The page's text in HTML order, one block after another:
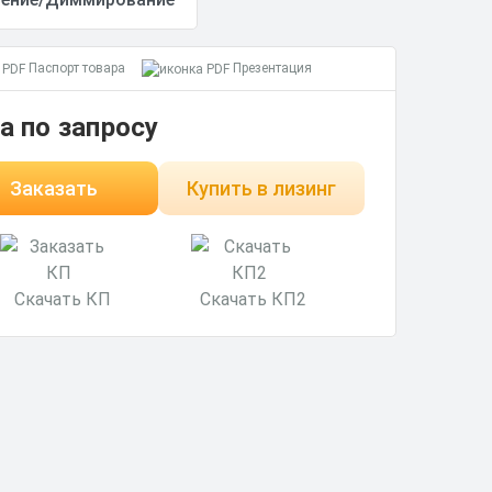
Паспорт товара Презентация
по запросу
Заказать Купить в лизинг
Скачать КП Скачать КП2